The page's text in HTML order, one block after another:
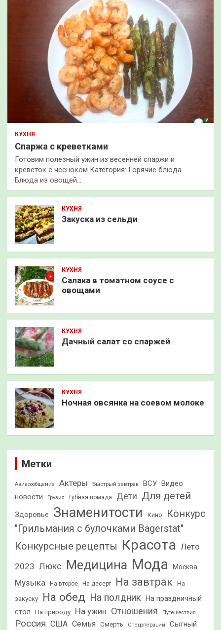
КУХНЯ
Спаржа с креветками
Готовим полезный ужин из весенней спаржи и
креветок с чесноком Категория: Горячие блюда
Блюда из овощей…
КУХНЯ
Закуска из сельди
КУХНЯ
Салака в томатном соусе с
овощами
КУХНЯ
Дачный салат со спаржей
КУХНЯ
Ночная овсянка на соевом молоке
Метки
Авиасообщение Актеры Быстрый завтрак ВСУ Видео
новости
Грузия Губная помада Дети Для детей
Здоровье Знаменитости Кино
Конкурс
"Грильмания с булочками Bagerstat"
Конкурсные рецепты Красота Лето
2023 Люкс Медицина Мода Москва
Музыка На второе На десерт На завтрак На
закуску На обед На полдник На праздничный
стол
На природу На ужин Отношения Путешествия
Россия США Семья Смерть Спецоперации
Сытный